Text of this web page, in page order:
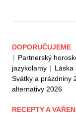
DOPORUČUJEME
| Partnerský
jazykolamy | Láska
Svátky a prázdniny
alternativy 2026
RECEPTY A